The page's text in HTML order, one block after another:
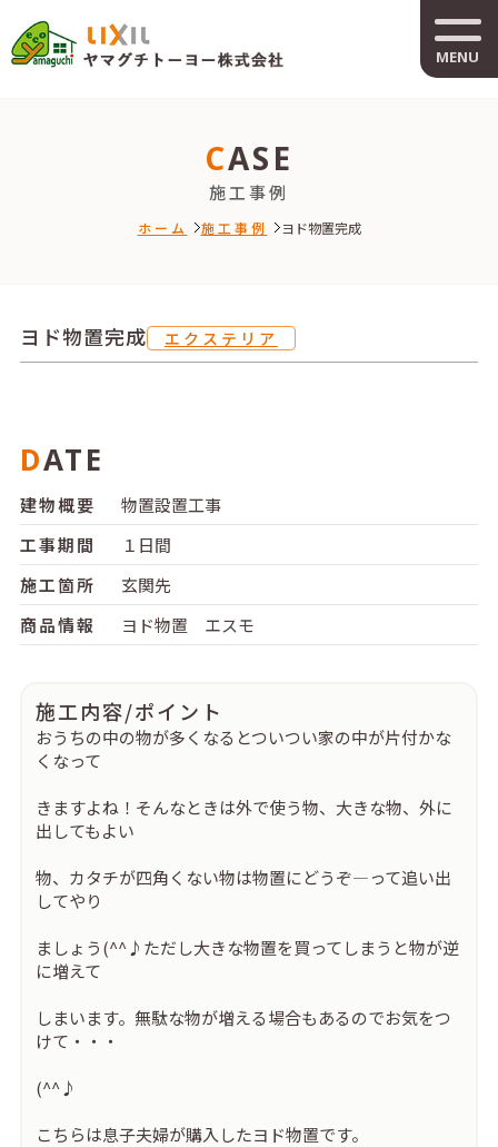
MENU
CASE
施工事例
ホーム 施工事例 ヨド物置完成
ヨド物置完成 エクステリア
DATE
建物概要
物置設置工事
工事期間
１日間
施工箇所
玄関先
商品情報
ヨド物置 エスモ
施工内容/ポイント
おうちの中の物が多くなるとついつい家の中が片付かな
くなって
きますよね！そんなときは外で使う物、大きな物、外に
出してもよい
物、カタチが四角くない物は物置にどうぞ―って追い出
してやり
ましょう(^^♪ただし大きな物置を買ってしまうと物が逆
に増えて
しまいます。無駄な物が増える場合もあるのでお気をつ
けて・・・
(^^♪
こちらは息子夫婦が購入したヨド物置です。